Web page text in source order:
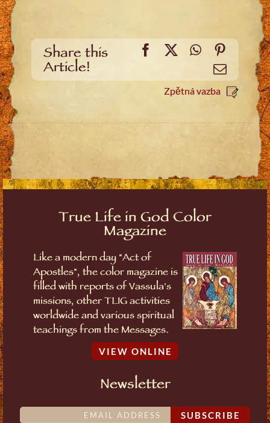
Share this
Article!
Facebook
X WhatsApp
Email
Zpětná vazba
True Life in God Color
Magazine
Like a modern day "Act of
Apostles", the color magazine is
filled with reports of Vassula's
missions, other TLIG activities
worldwide and various spiritual
teachings from the Messages.
VIEW ONLINE
Newsletter
SUBSCRIBE